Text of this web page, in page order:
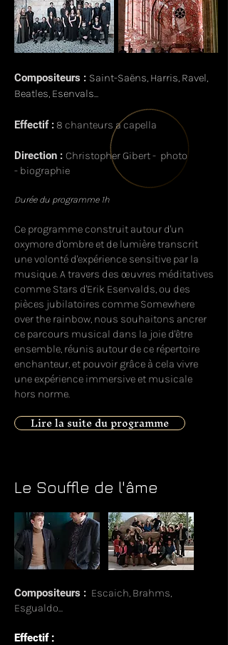
Compositeurs : Saint-Saëns, Harris, Ravel,
Beatles, Esenvals...
Effectif: 8 chanteurs a capella
Direction : Christopher Gibert- photo
- biographie
Durée du programme 1h
Ce programme construit autour d'un
oxymore d'ombre et de lumière transcrit
une volonté d'expérience sensitive par la
musique. A travers des œuvres méditatives
comme Stars d'Erik Esenvalds, ou des
pièces jubilatoires comme Somewhere
over the rainbow, nous souhaitons ancrer
ce parcours musical dans la joie d'être
ensemble, réunis autour de ce répertoire
enchanteur, et pouvoir grâce à cela vivre
une expérience immersive et musicale
hors norme.
Lire la suite du programme
Le Souffle de l'âme
Compositeurs : Escaich, Brahms,
Esgualdo...
Effectif :